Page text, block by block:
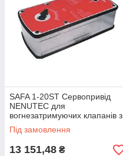
SAFA 1-20ST Сервопривід
NENUTEC для
вогнезатримуючих клапанів з
термодатчиком 20Nm 24v
Під замовлення
13 151,48 ₴